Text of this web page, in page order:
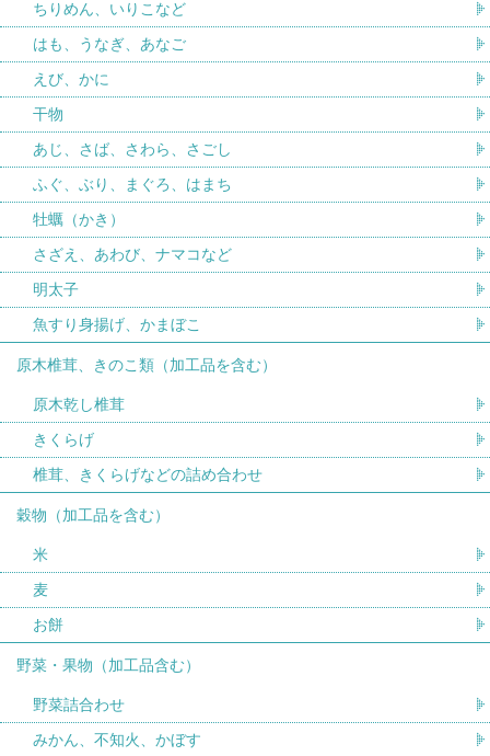
ちりめん、いりこなど
はも、うなぎ、あなご
えび、かに
干物
あじ、さば、さわら、さごし
ふぐ、ぶり、まぐろ、はまち
牡蠣（かき）
さざえ、あわび、ナマコなど
明太子
魚すり身揚げ、かまぼこ
原木椎茸、きのこ類（加工品を含む）
原木乾し椎茸
きくらげ
椎茸、きくらげなどの詰め合わせ
穀物（加工品を含む）
米
麦
お餅
野菜・果物（加工品含む）
野菜詰合わせ
みかん、不知火、かぼす